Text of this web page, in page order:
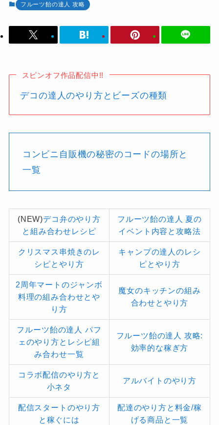
フルーツ飴の達人 攻略
スピンオフ作品配信中!!
デコの達人のやり方とビーズの種類
コンビニ自販機の秘密のコードの場所と
一覧
(NEW)デコ弁のやり方
と組み合わせレシピ
フルーツ飴の達人 夏の
イベント内容と攻略法
クリスマス串焼きのレ
シピとやり方
キャンプの達人のレシ
ピとやり方
2周年マートのジャンボ
料理の組み合わせとや
り方
魔女のキッチンの組み
合わせとやり方
フルーツ飴の達人 パフ
ェのやり方とレシピ組
み合わせ一覧
フルーツ飴の達人 攻略:
効率的な稼ぎ方
コラボ配信のやり方と
小ネタ
アルバイトのやり方
配信スタートのやり方
と稼ぐには
配達のやり方と料金/稼
げる商品と一覧